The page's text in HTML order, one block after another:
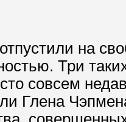
на
Три
совсем
Глена